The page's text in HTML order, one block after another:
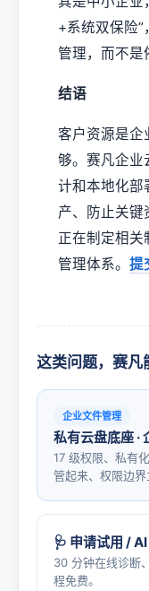
+系统双保险
管理，而不是
结语
客户资源是企
够。赛凡企业
计和本地化部
产、防止关键
正在制定相关
管理体系。 提
这类问题，赛凡
企业文件管理
私有云盘底座 ·
17 级权限、私有
管起来、权限边界
🩺 申请试用 /
30 分钟在线诊断
程免费。